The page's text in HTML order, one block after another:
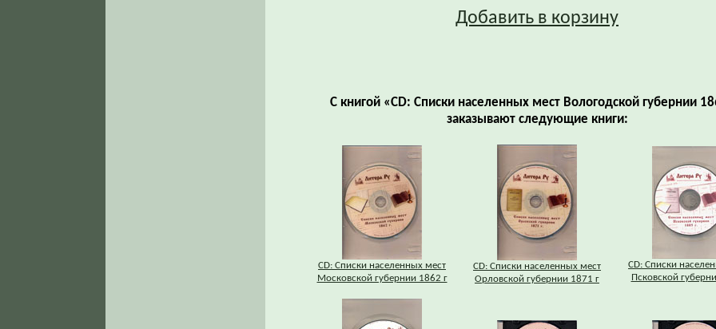
Добавить в корзину
С книгой «CD: Списки населенных мест Вологодской губернии
заказывают следующие книги:
СD: Списки населенных мест
Московской губернии 1862 г
CD: Списки населенных мест
Орловской губернии 1871 г
CD: Списки
Псковской